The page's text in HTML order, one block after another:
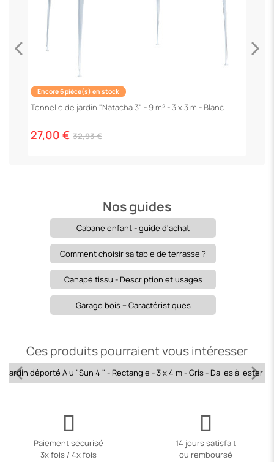
Encore 6 pièce(s) en stock
Tonnelle de jardin "Natacha 3" - 9 m² - 3 x 3 m - Blanc
27,00 € 32,93 €
Nos guides
Cabane enfant - guide d'achat
Comment choisir sa table de terrasse ?
Canapé tissu - Description et usages
Garage bois – Caractéristiques
Ces produits pourraient vous intéresser
jardin déporté Alu "Sun 4 " - Rectangle - 3 x 4 m - Gris - Dalles à lester
Paiement sécurisé
3x fois / 4x fois
14 jours satisfait
ou remboursé